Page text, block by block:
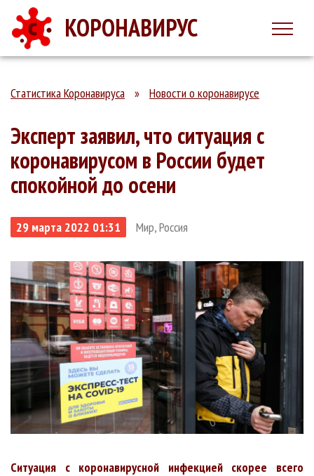
КОРОНАВИРУС
Статистика Коронавируса » Новости о коронавирусе
Эксперт заявил, что ситуация с
коронавирусом в России будет
спокойной до осени
29 марта 2022 01:31 Мир, Россия
Ситуация с коронавирусной инфекцией скорее всего